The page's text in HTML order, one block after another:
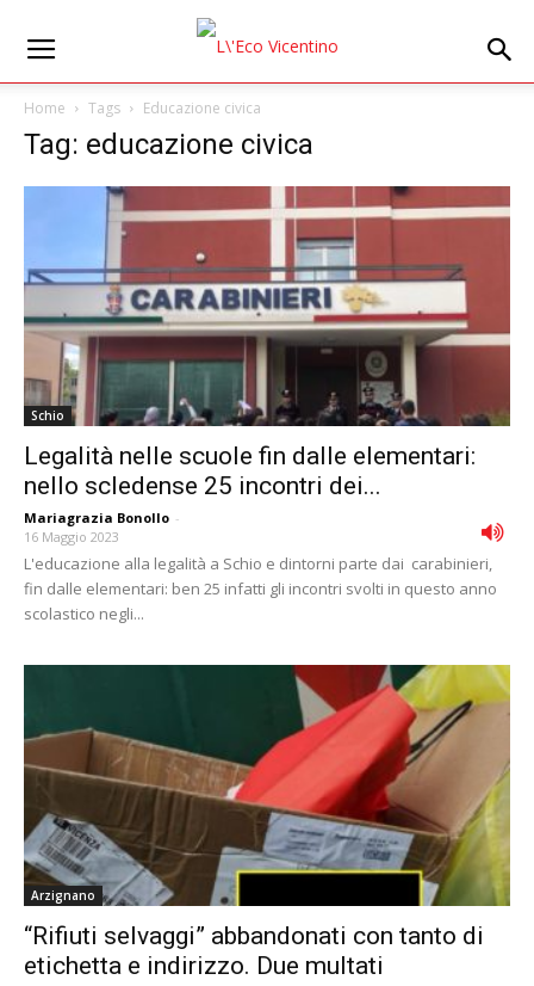
Home Tags Educazione civica
Tag: educazione civica
Schio
Legalità nelle scuole fin dalle elementari:
nello scledense 25 incontri dei...
Mariagrazia Bonollo -
16 Maggio 2023
L'educazione alla legalità a Schio e dintorni parte dai carabinieri,
fin dalle elementari: ben 25 infatti gli incontri svolti in questo anno
scolastico negli...
Arzignano
“Rifiuti selvaggi” abbandonati con tanto di
etichetta e indirizzo. Due multati